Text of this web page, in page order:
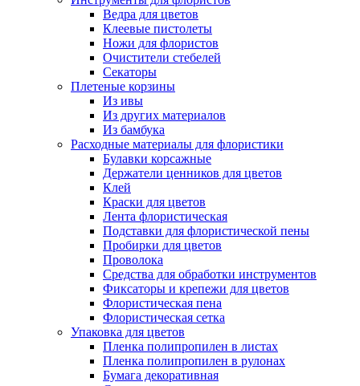
Ведра для цветов
Клеевые пистолеты
Ножи для флористов
Очистители стебелей
Секаторы
Плетеные корзины
Из ивы
Из других материалов
Из бамбука
Расходные материалы для флористики
Булавки корсажные
Держатели ценников для цветов
Клей
Краски для цветов
Лента флористическая
Подставки для флористической пены
Пробирки для цветов
Проволока
Средства для обработки инструментов
Фиксаторы и крепежи для цветов
Флористическая пена
Флористическая сетка
Упаковка для цветов
Пленка полипропилен в листах
Пленка полипропилен в рулонах
Бумага декоративная